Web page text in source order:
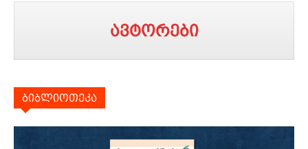
ავტორები
ბიბლიოთეკა